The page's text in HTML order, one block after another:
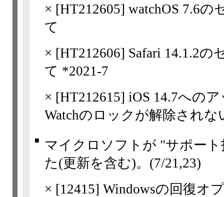
× [HT212605] watchOS 7.6
て
× [HT212606] Safari 14.1.2
て *2021-7
× [HT212615] iOS 14.7への
Watchのロックが解除されな
■
マイクロソフトが "サポー
た(更新を含む)。 (7/21,​23)
× [12415] Windowsの回復オ